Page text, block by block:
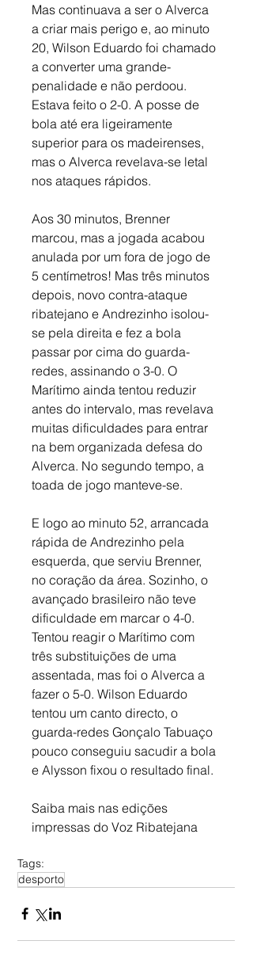
Mas continuava a ser o Alverca
a criar mais perigo e, ao minuto
20, Wilson Eduardo foi chamado
a converter uma grande-
penalidade e não perdoou.
Estava feito o 2-0. A posse de
bola até era ligeiramente
superior para os madeirenses,
mas o Alverca revelava-se letal
nos ataques rápidos.
Aos 30 minutos, Brenner
marcou, mas a jogada acabou
anulada por um fora de jogo de
5 centímetros! Mas três minutos
depois, novo contra-ataque
ribatejano e Andrezinho isolou-
se pela direita e fez a bola
passar por cima do guarda-
redes, assinando o 3-0. O
Marítimo ainda tentou reduzir
antes do intervalo, mas revelava
muitas dificuldades para entrar
na bem organizada defesa do
Alverca. No segundo tempo, a
toada de jogo manteve-se.
E logo ao minuto 52, arrancada
rápida de Andrezinho pela
esquerda, que serviu Brenner,
no coração da área. Sozinho, o
avançado brasileiro não teve
dificuldade em marcar o 4-0.
Tentou reagir o Marítimo com
três substituições de uma
assentada, mas foi o Alverca a
fazer o 5-0. Wilson Eduardo
tentou um canto directo, o
guarda-redes Gonçalo Tabuaço
pouco conseguiu sacudir a bola
e Alysson fixou o resultado final.
Saiba mais nas edições
impressas do Voz Ribatejana
Tags:
desporto